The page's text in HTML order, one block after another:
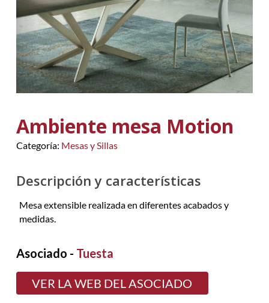
Ambiente mesa Motion
Categoría: Mesas y Sillas
Descripción y características
Mesa extensible realizada en diferentes acabados y
medidas.
Asociado - Tuesta
VER LA WEB DEL ASOCIADO